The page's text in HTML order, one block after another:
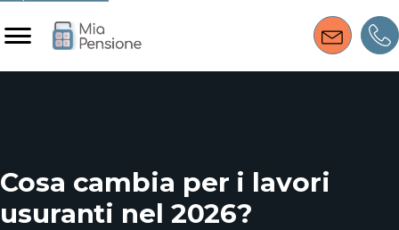
Cosa cambia per i lavori
usuranti nel 2026?